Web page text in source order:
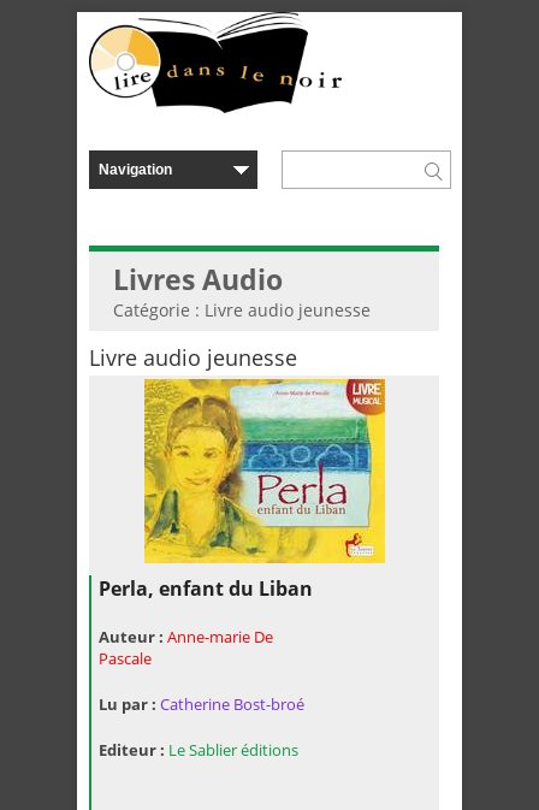
Livres Audio
Catégorie : Livre audio jeunesse
Livre audio jeunesse
Perla, enfant du Liban
Auteur : Anne-marie De
Pascale
Lu par : Catherine Bost-broé
Editeur : Le Sablier éditions